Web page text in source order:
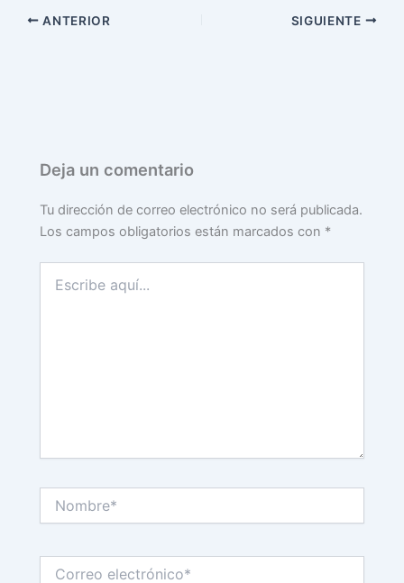
ANTERIOR SIGUIENTE
Deja un comentario
Tu dirección de correo electrónico no será publicada.
Los campos obligatorios están marcados con *
aquí...